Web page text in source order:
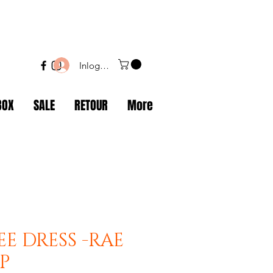
Inloggen
SALE RETOUR More
DRESS -RAE